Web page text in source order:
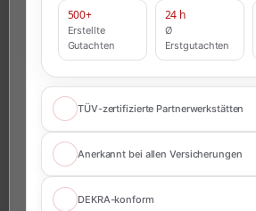
500+
Erstellte
Gutachten
24 h
Ø
Erstgutachten
TÜV-zertifizierte Partnerwerkstätten
Anerkannt bei allen Versicherungen
DEKRA-konform